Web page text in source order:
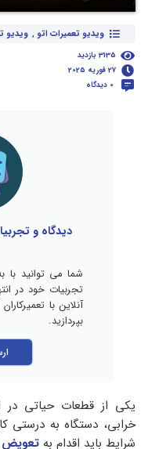
3135 بازدید
27 فوریه 2025
0 دیدگاه
ویدیو تعمیرات اتو , ویدیو
دیدگاه و
شما می توانید با
تجربیات خود در
آنلاین با
بپردازید.
یکی از قطعات حیاتی
خرابی، دستگاه به درستی
شرایط باید اقدام به تعویض